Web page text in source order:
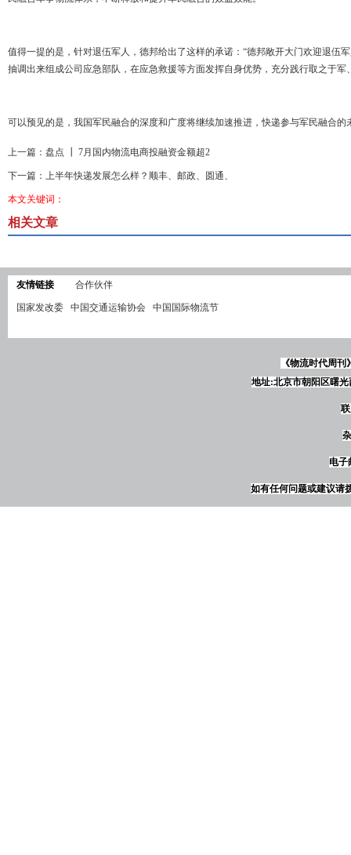
值得一提的是，针对退伍军人，德邦给出了这样的承诺：“德邦敞开大门欢迎退伍
抽调出来组成公司应急部队，在应急救援等方面发挥自身优势，充分践行取之于军
可以预见的是，我国军民融合的深度和广度将继续加速推进，快递参与军民融合的
上一篇： 盘点 ┃ 7月国内物流电商投融资金额超2
下一篇： 上半年快递发展怎么样？顺丰、邮政、圆通、
本文关键词：
相关文章
友情链接 合作伙伴
国家发改委 中国交通运输协会 中国国际物流节
《物流时代周
地址:北京市朝阳区曙光
电子
如有任何问题或建议请